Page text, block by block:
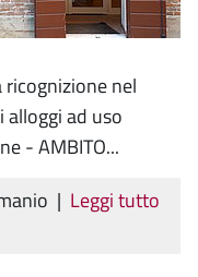
nel
ad uso
- AMBITO...
| Leggi tutto